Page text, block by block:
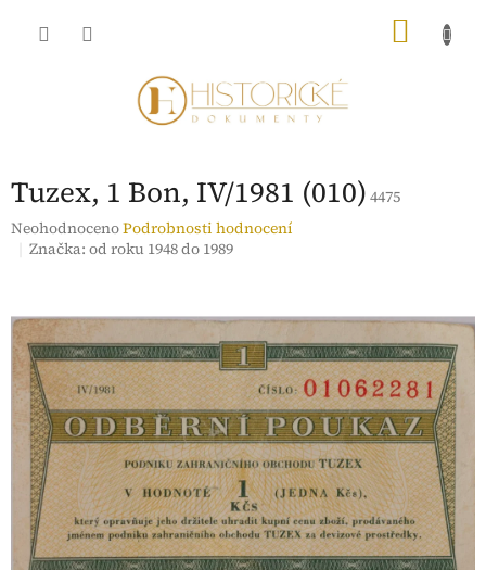
Tuzex, 1 Bon, IV/1981 (010) 4475
Průměrné
hodnocení
z
5
hvězdiček.
NeohodnocenoPodrobnosti hodnocení
Značka:od roku 1948 do 1989